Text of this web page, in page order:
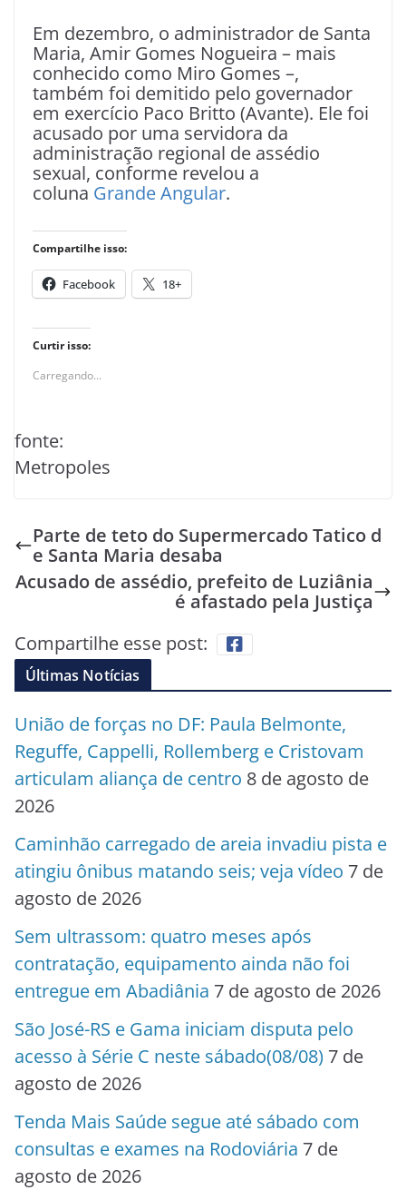
Em dezembro, o administrador de Santa
Maria, Amir Gomes Nogueira – mais
conhecido como Miro Gomes –,
também foi demitido pelo governador
em exercício Paco Britto (Avante). Ele foi
acusado por uma servidora da
administração regional de assédio
sexual, conforme revelou a
coluna Grande Angular.
Compartilhe isso:
Facebook 18+
Curtir isso:
Carregando...
fonte:
Metropoles
Parte de teto do Supermercado Tatico d
e Santa Maria desaba
Acusado de assédio, prefeito de Luziânia
é afastado pela Justiça
Compartilhe esse post:
Últimas Notícias
União de forças no DF: Paula Belmonte,
Reguffe, Cappelli, Rollemberg e Cristovam
articulam aliança de centro 8 de agosto de
2026
Caminhão carregado de areia invadiu pista e
atingiu ônibus matando seis; veja vídeo 7 de
agosto de 2026
Sem ultrassom: quatro meses após
contratação, equipamento ainda não foi
entregue em Abadiânia 7 de agosto de 2026
São José-RS e Gama iniciam disputa pelo
acesso à Série C neste sábado(08/08) 7 de
agosto de 2026
Tenda Mais Saúde segue até sábado com
consultas e exames na Rodoviária 7 de
agosto de 2026